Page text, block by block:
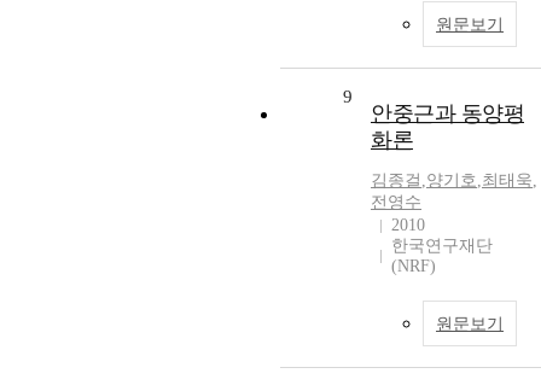
원문보기
9
안중근과 동양평
화론
김종걸 ,양기호,최태욱,
전영수
2010
한국연구재단
(NRF)
원문보기